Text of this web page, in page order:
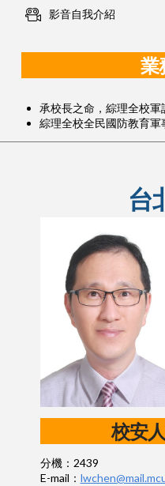
影音自我介紹
業
承校長之命，綜理全校軍
綜理全校全民國防教育軍
台
校安
分機：2439
E-mail：